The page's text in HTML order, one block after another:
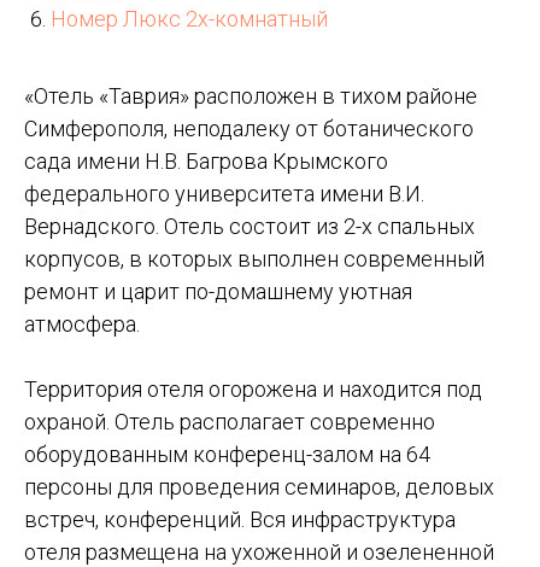
Номер Люкс 2х-комнатный
«Отель «Таврия» расположен в тихом районе
Симферополя, неподалеку от ботанического
сада имени Н.В. Багрова Крымского
федерального университета имени В.И.
Вернадского. Отель состоит из 2-х спальных
корпусов, в которых выполнен современный
ремонт и царит по-домашнему уютная
атмосфера.
Территория отеля огорожена и находится под
охраной. Отель располагает современно
оборудованным конференц-залом на 64
персоны для проведения семинаров, деловых
встреч, конференций. Вся инфраструктура
отеля размещена на ухоженной и озелененной